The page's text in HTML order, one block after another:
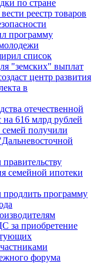
по стране
реестр товаров
программу
список
"земских" выплат
центр развития
в
отечественной
616 млрд рублей
получили
семейной ипотеки
программу
за приобретение
форума